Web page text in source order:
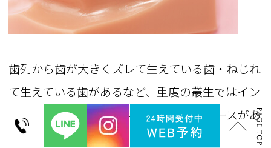
歯列から歯が大きくズレて生えている歯・ねじれ
て生えている歯があるなど、重度の叢生ではイン
ビザライン矯正のみでは対応できないケースがあ
ります。